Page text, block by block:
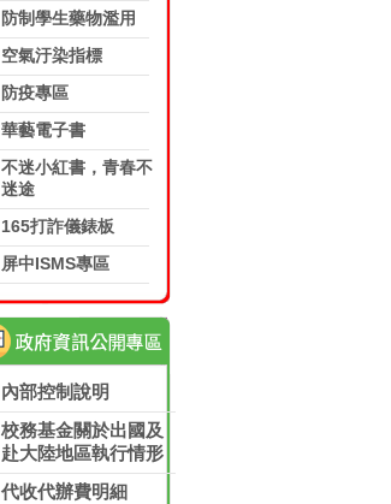
防制學生藥物濫用
空氣汙染指標
防疫專區
華藝電子書
不迷小紅書，青春不
迷途
165打詐儀錶板
屏中ISMS專區
內部控制說明
校務基金關於出國及
赴大陸地區執行情形
代收代辦費明細